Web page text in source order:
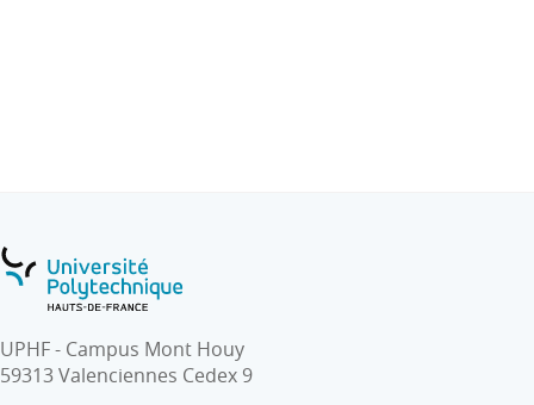
UPHF - Campus Mont Houy
59313 Valenciennes Cedex 9